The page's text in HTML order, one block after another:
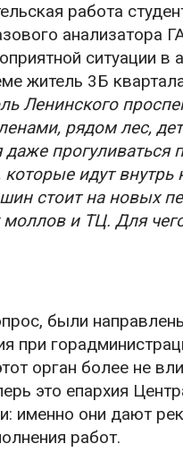
работа
ситуации
житель 3Б
Ленинского
рядом лес,
идут внутрь
стоит на новых
и ТЦ. Для
были
при
орган более не
это епархия
именно они дают
работ.